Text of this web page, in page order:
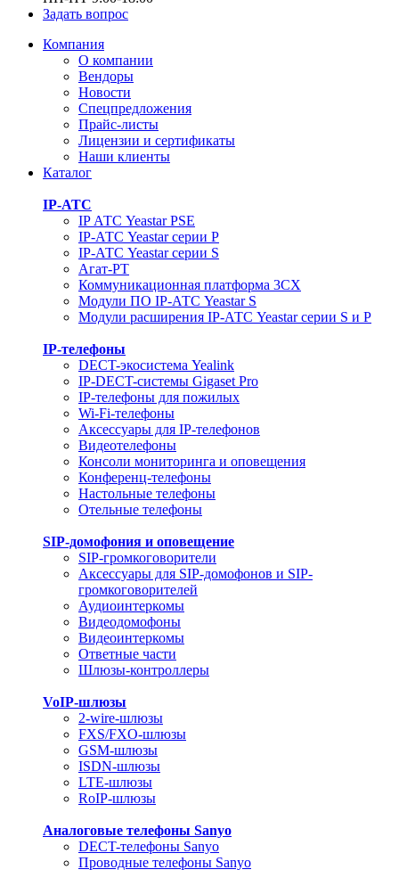
Задать вопрос
Компания
О компании
Вендоры
Новости
Спецпредложения
Прайс-листы
Лицензии и сертификаты
Наши клиенты
Каталог
IP-АТС
IP АТС Yeastar PSE
IP-АТС Yeastar серии P
IP-АТС Yeastar серии S
Агат-РТ
Коммуникационная платформа 3CX
Модули ПО IP-АТС Yeastar S
Модули расширения IP-АТС Yeastar серии S и P
IP-телефоны
DECT-экосистема Yealink
IP-DECT-системы Gigaset Pro
IP-телефоны для пожилых
Wi-Fi-телефоны
Аксессуары для IP-телефонов
Видеотелефоны
Консоли мониторинга и оповещения
Конференц-телефоны
Настольные телефоны
Отельные телефоны
SIP-домофония и оповещение
SIP-громкоговорители
Аксессуары для SIP-домофонов и SIP-
громкоговорителей
Аудиоинтеркомы
Видеодомофоны
Видеоинтеркомы
Ответные части
Шлюзы-контроллеры
VoIP-шлюзы
2-wire-шлюзы
FXS/FXO-шлюзы
GSM-шлюзы
ISDN-шлюзы
LTE-шлюзы
RoIP-шлюзы
Аналоговые телефоны Sanyo
DECT-телефоны Sanyo
Проводные телефоны Sanyo